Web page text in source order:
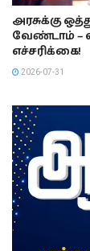
அரசுக்கு
வேண்டாம் –
எச்சரிக்கை!
2026-07-31